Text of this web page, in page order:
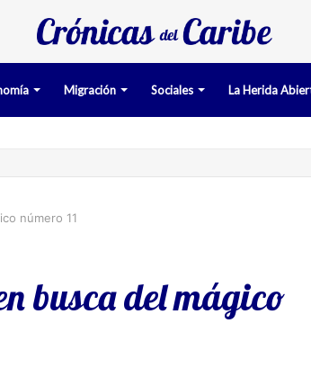
Migración Sociales La Herida
número 11
busca del mágico